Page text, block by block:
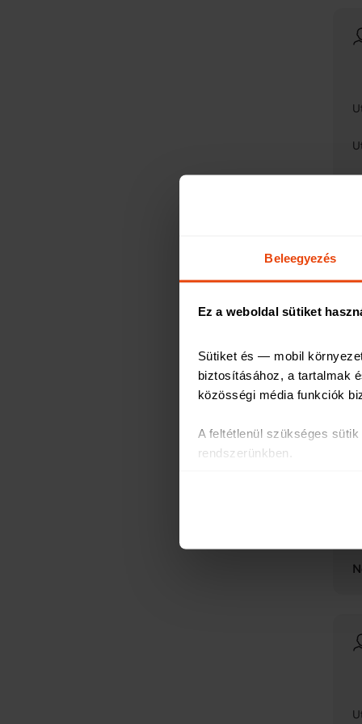
Beleegyezés
Ez a weboldal sütiket
Sütiket és — mobil
biztosításához, a tartalmak
közösségi média funkciók
A feltétlenül szükséges
rendszerünkben.
Sütiket használunk a
weboldalforgalmunk
weboldalhasználatra